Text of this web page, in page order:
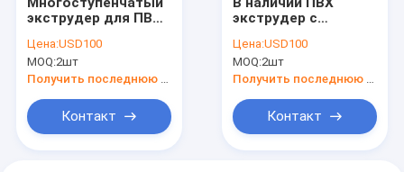
экструдер для ПВХ
2270 22*70*85 мм на
складе
Цена:USD100
MOQ:2шт
Получить последнюю цену
Контакт
экструдер с
1570 16*72*155мм
Цена:USD100
MOQ:2шт
Получить последнюю цену
Контакт